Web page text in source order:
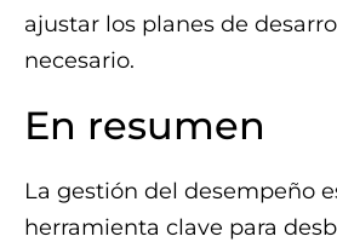
ajustar los planes de
necesario.
En resumen
La gestión del desempeño
herramienta clave para